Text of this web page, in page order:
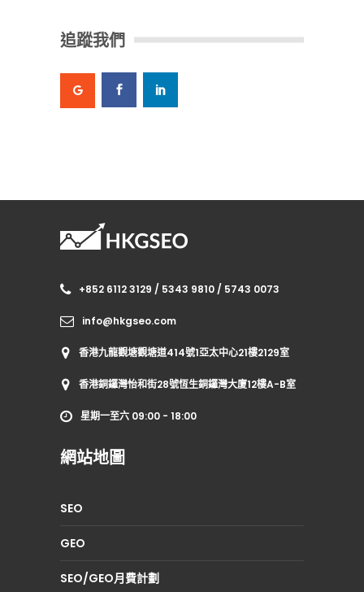
追蹤我們
+852 6112 3129 / 5343 9810 / 5743 0073
info@hkgseo.com
香港九龍觀塘觀塘道414號1亞太中心21樓2129室
香港銅鑼灣怡和街28號恆生銅鑼灣大廈12樓A-B室
星期一至六 09:00 - 18:00
網站地圖
SEO
GEO
SEO/GEO月費計劃